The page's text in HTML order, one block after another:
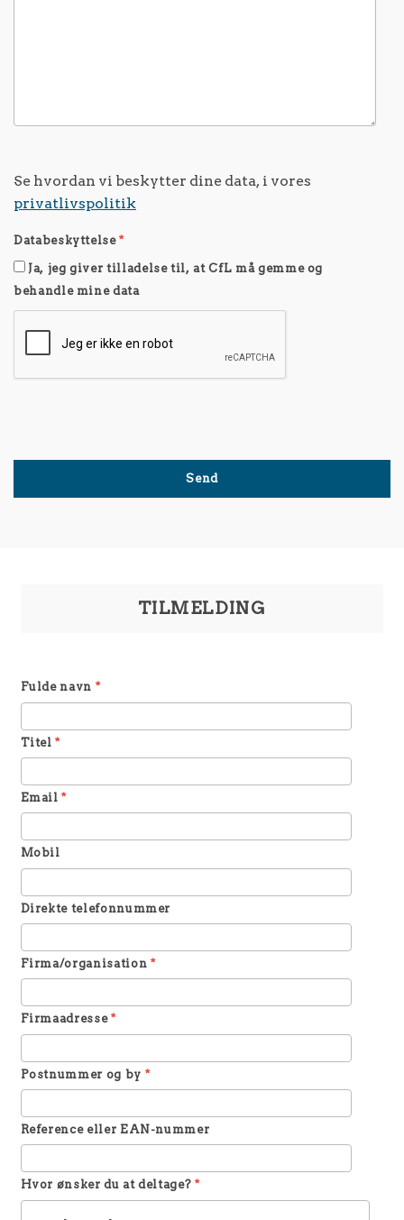
Se hvordan vi beskytter dine data, i vores
privatlivspolitik
Databeskyttelse*
Ja, jeg giver tilladelse til, at CfL må gemme og
behandle mine data
TILMELDING
Fulde navn *
Titel*
Email*
Mobil
Direkte telefonnummer
Firma/organisation *
Firmaadresse *
Postnummer og by *
Reference eller EAN-nummer
Hvor ønsker du at deltage? *